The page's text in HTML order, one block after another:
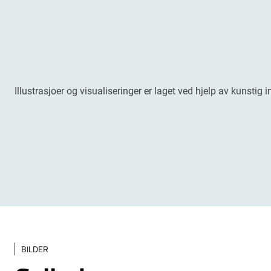
Illustrasjoer og visualiseringer er laget ved hjelp av kunstig
BILDER